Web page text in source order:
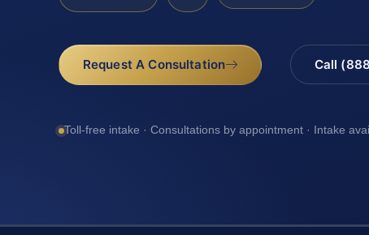
Request A Consultation Call
Toll-free intake · Consultations by appointment · Intake